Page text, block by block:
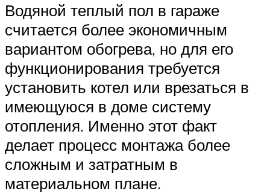
Водяной теплый пол в гараже
считается более экономичным
вариантом обогрева, но для его
функционирования требуется
установить котел или врезаться в
имеющуюся в доме систему
отопления. Именно этот факт
делает процесс монтажа более
сложным и затратным в
материальном плане.